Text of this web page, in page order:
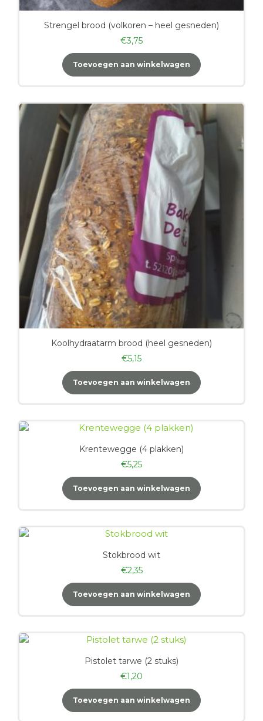
Strengel brood (volkoren – heel gesneden)
€3,75
Toevoegen aan winkelwagen
Koolhydraatarm brood (heel gesneden)
€5,15
Toevoegen aan winkelwagen
Krentewegge (4 plakken)
€5,25
Toevoegen aan winkelwagen
Stokbrood wit
€2,35
Toevoegen aan winkelwagen
Pistolet tarwe (2 stuks)
€1,20
Toevoegen aan winkelwagen